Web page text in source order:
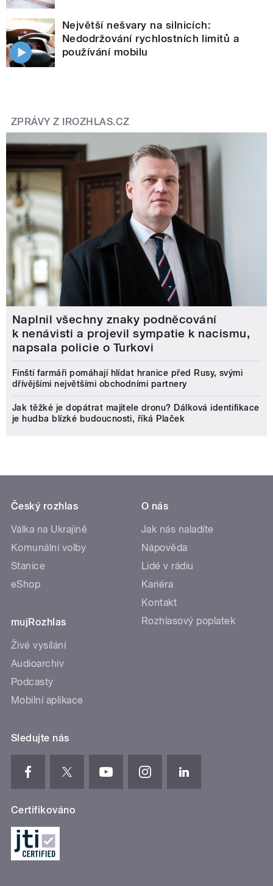
Největší nešvary na silnicích:
Nedodržování rychlostních limitů a
používání mobilu
ZPRÁVY Z IROZHLAS.CZ
Naplnil všechny znaky podněcování
k nenávisti a projevil sympatie k nacismu,
napsala policie o Turkovi
Finští farmáři pomáhají hlídat hranice před Rusy, svými
dřívějšími největšími obchodními partnery
Jak těžké je dopátrat majitele dronu? Dálková identifikace
je hudba blízké budoucnosti, říká Plaček
Český rozhlas
Válka na Ukrajině
Komunální volby
Stanice
eShop
mujRozhlas
Živé vysílání
Audioarchiv
Podcasty
Mobilní aplikace
O nás
Jak nás naladíte
Nápověda
Lidé v rádiu
Kariéra
Kontakt
Rozhlasový poplatek
Sledujte nás
Certifikováno